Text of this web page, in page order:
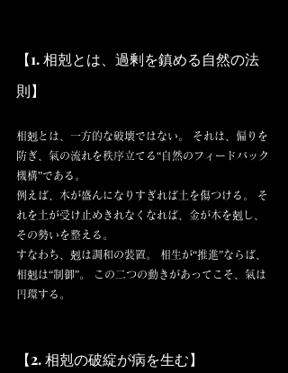
【1. 相剋とは、過剰を鎮める自然の法
則】
相剋とは、一方的な破壊ではない。 それは、偏りを
防ぎ、氣の流れを秩序立てる“自然のフィードバック
機構”である。
例えば、木が盛んになりすぎれば土を傷つける。 そ
れを土が受け止めきれなくなれば、金が木を剋し、
その勢いを整える。
すなわち、剋は調和の装置。 相生が“推進”ならば、
相剋は“制御”。 この二つの動きがあってこそ、氣は
円環する。
【2. 相剋の破綻が病を生む】